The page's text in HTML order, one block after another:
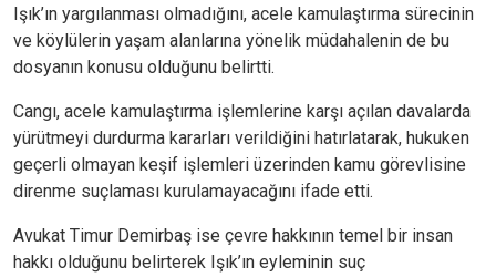
Işık’ın yargılanması olmadığını, acele kamulaştırma sürecinin
ve köylülerin yaşam alanlarına yönelik müdahalenin de bu
dosyanın konusu olduğunu belirtti.
Cangı, acele kamulaştırma işlemlerine karşı açılan davalarda
yürütmeyi durdurma kararları verildiğini hatırlatarak, hukuken
geçerli olmayan keşif işlemleri üzerinden kamu görevlisine
direnme suçlaması kurulamayacağını ifade etti.
Avukat Timur Demirbaş ise çevre hakkının temel bir insan
hakkı olduğunu belirterek Işık’ın eyleminin suç